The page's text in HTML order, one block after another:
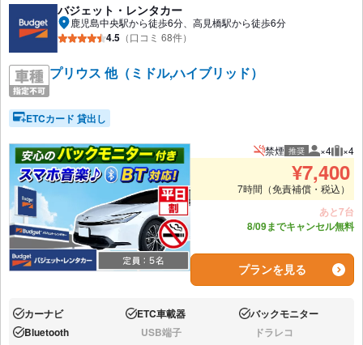
バジェット・レンタカー
鹿児島中央駅から徒歩6分、高見橋駅から徒歩6分
4.5 （口コミ 68件）
プリウス 他（ミドル,ハイブリッド）
ETCカード 貸出し
禁煙 推奨 推奨人数
×4 推
×4
¥7,400
7時間（免責補償・税込）
あと7台
8/09までキャンセル無料
プランを見る
あり:カーナビ あり:ETC車載器 あり:バックモニター
あり:Bluetooth なし:USB端子 なし:ドラレコ